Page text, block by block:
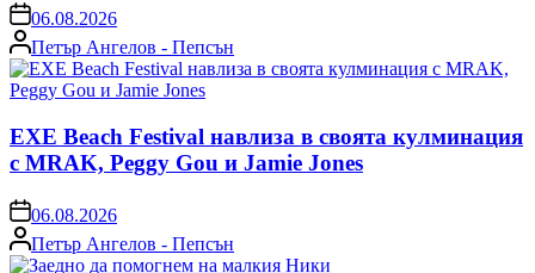
on06.08.2026
Posted
by
Петър Ангелов - Пепсън
EXE Beach Festival навлиза в своята кулминация
с MRAK, Peggy Gou и Jamie Jones
on06.08.2026
Posted
by
Петър Ангелов - Пепсън